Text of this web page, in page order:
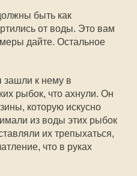
быть как
от воды. Это вам
дайте. Остальное
зашли к нему в
рыбок, что ахнули. Он
которую искусно
из воды этих рыбок
их трепыхаться,
что в руках